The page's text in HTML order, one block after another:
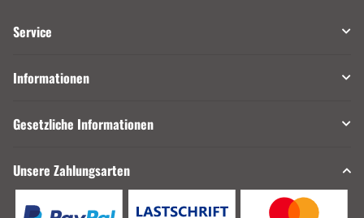
Service
Informationen
Gesetzliche Informationen
Unsere Zahlungsarten